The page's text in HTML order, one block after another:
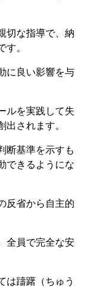
切な指導で、納
す。
に良い影響を与
ルを実践して失
出されます。
断基準を示すも
できるようにな
反省から自主的
全員で完全な安
は躊躇（ちゅう